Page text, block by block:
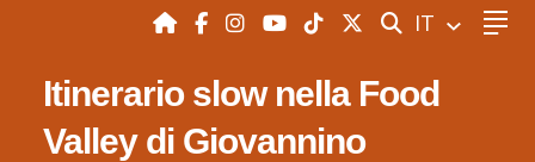
CERCA
IT
Itinerario slow nella Food
Valley di Giovannino